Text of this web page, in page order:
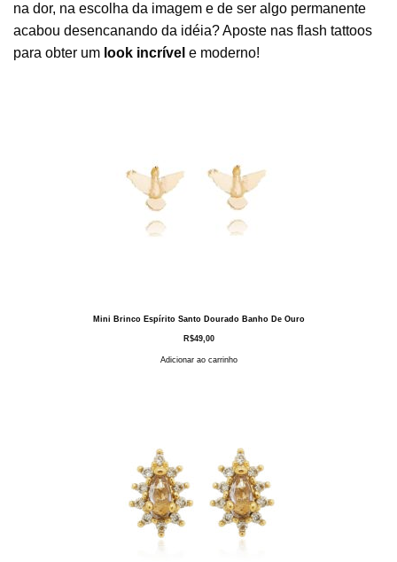
na dor, na escolha da imagem e de ser algo permanente
acabou desencanando da idéia? Aposte nas flash tattoos
para obter um look incrível e moderno!
Mini Brinco Espírito Santo Dourado Banho De Ouro
R$49,00
Adicionar ao carrinho